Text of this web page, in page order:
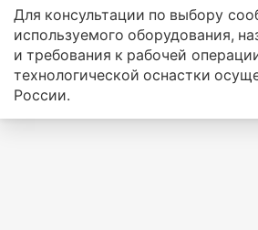
Для консультации по выбору
используемого оборудования,
и требования к рабочей
технологической оснастки
России.